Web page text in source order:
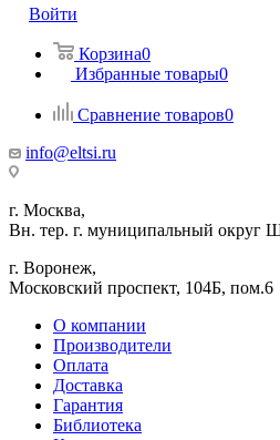
Войти
Корзина0
Избранные товары0
Сравнение товаров0
info@eltsi.ru
г. Москва,
Вн. тер. г. муниципальный округ
г. Воронеж,
​Московский проспект, 104Б, пом.6
О компании
Производители
Оплата
Доставка
Гарантия
Библиотека